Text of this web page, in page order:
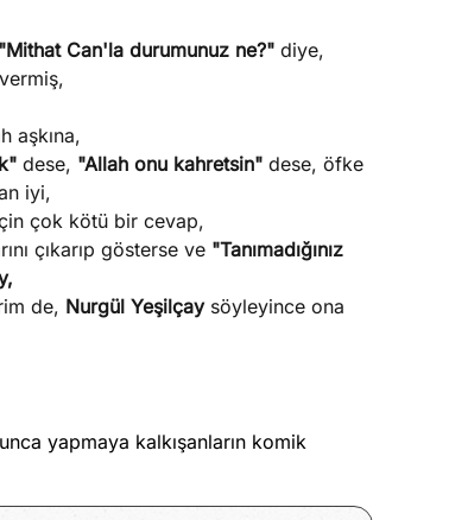
"Mithat Can'la durumunuz ne?" diye,
aşkına,
dese, "Allah onu kahretsin" dese, öfke
iyi,
çok kötü bir cevap,
çıkarıp gösterse ve "Tanımadığınız
de, Nurgül Yeşilçay söyleyince ona
yapmaya kalkışanların komik